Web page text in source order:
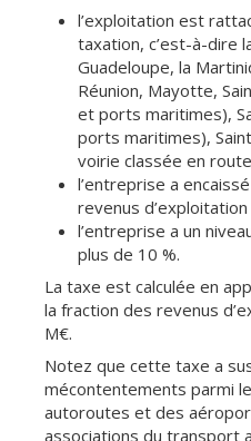
l’exploitation est
taxation, c’est-à-dire
Guadeloupe, la
Réunion, Mayotte,
et ports maritimes),
ports maritimes),
voirie classée en
l’entreprise a
revenus d’exploitation
l’entreprise a un
plus de 10 %.
La taxe est calculée en
la fraction des revenus
M€.
Notez que cette taxe a
mécontentements parmi
autoroutes et des
associations du transport